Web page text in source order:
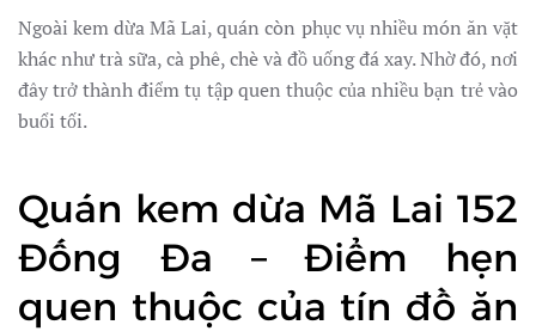
Ngoài kem dừa Mã Lai, quán còn phục vụ nhiều món ăn vặt
khác như trà sữa, cà phê, chè và đồ uống đá xay. Nhờ đó, nơi
đây trở thành điểm tụ tập quen thuộc của nhiều bạn trẻ vào
buổi tối.
Quán kem dừa Mã Lai 152
Đống Đa – Điểm hẹn
quen thuộc của tín đồ ăn